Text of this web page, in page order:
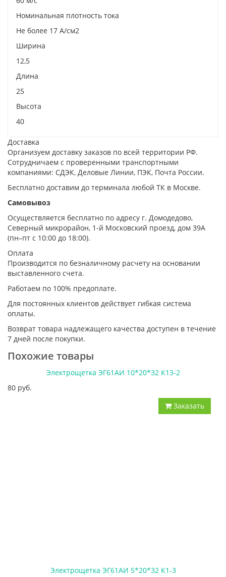
Номинальная плотность тока
Не более 17 А/см2
Ширина
12,5
Длина
25
Высота
40
Доставка
Организуем доставку заказов по всей территории РФ.
Сотрудничаем с проверенными транспортными
компаниями: СДЭК, Деловые Линии, ПЭК, Почта России.
Бесплатно доставим до терминала любой ТК в Москве.
Самовывоз
Осуществляется бесплатно по адресу г. Домодедово,
Северный микрорайон, 1-й Московский проезд, дом 39А
(пн–пт с 10:00 до 18:00).
Оплата
Производится по безналичному расчету на основании
выставленного счета.
Работаем по 100% предоплате.
Для постоянных клиентов действует гибкая система
оплаты.
Возврат товара надлежащего качества доступен в течение
7 дней после покупки.
Похожие товары
Электрощетка ЭГ61АИ 10*20*32 К13-2
80 руб.
Заказать
Электрощетка ЭГ61АИ 5*20*32 К1-3